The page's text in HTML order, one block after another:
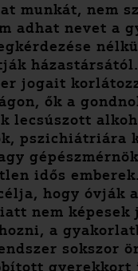
munkát, nem
adhat nevet a
jogait
ők a
lecsúszott
pszichiátriára
idős
hogy óvják
nem képesek
a
sokszor
gyerekkort